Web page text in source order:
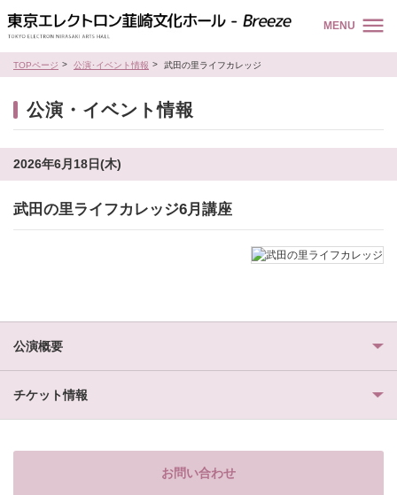
MENU
TOPページ 公演･イベント情報 武田の里ライフカレッジ
公演・イベント情報
2026年6月18日(木)
武田の里ライフカレッジ6月講座
公演概要
チケット情報
お問い合わせ